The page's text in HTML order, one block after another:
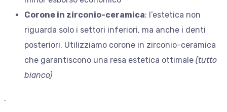
Corone in zirconio-ceramica: l’estetica non
riguarda solo i settori inferiori, ma anche i denti
posteriori. Utilizziamo corone in zirconio-ceramica
che garantiscono una resa estetica ottimale (tutto
bianco)
.